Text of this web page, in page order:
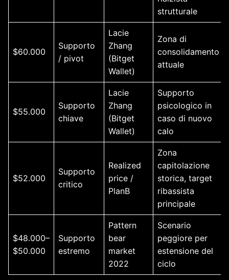
strutturale
$60.000
Supporto
/ pivot
Lacie
Zhang
(Bitget
Wallet)
Zona di
consolidamento
attuale
$55.000
Supporto
chiave
Lacie
Zhang
(Bitget
Wallet)
Supporto
psicologico in
caso di nuovo
calo
$52.000
Supporto
critico
Realized
price /
PlanB
Zona
capitolazione
storica, target
ribassista
principale
$48.000–
$50.000
Supporto
estremo
Pattern
bear
market
2022
Scenario
peggiore per
estensione del
ciclo